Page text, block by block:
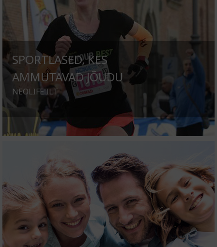
SPORTLASED, KES
AMMUTAVAD JÕUDU
NEOLIFE'ILT